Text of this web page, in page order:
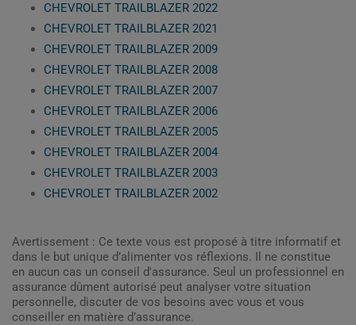
CHEVROLET TRAILBLAZER 2022
CHEVROLET TRAILBLAZER 2021
CHEVROLET TRAILBLAZER 2009
CHEVROLET TRAILBLAZER 2008
CHEVROLET TRAILBLAZER 2007
CHEVROLET TRAILBLAZER 2006
CHEVROLET TRAILBLAZER 2005
CHEVROLET TRAILBLAZER 2004
CHEVROLET TRAILBLAZER 2003
CHEVROLET TRAILBLAZER 2002
Avertissement : Ce texte vous est proposé à titre informatif et
dans le but unique d’alimenter vos réflexions. Il ne constitue
en aucun cas un conseil d'assurance. Seul un professionnel en
assurance dûment autorisé peut analyser votre situation
personnelle, discuter de vos besoins avec vous et vous
conseiller en matière d’assurance.